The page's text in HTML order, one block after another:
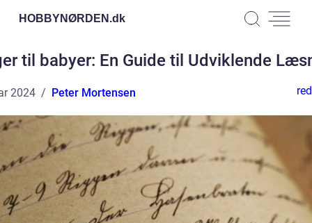
HOBBYNØRDEN.dk
til babyer: En Guide til Udviklende
2024 Peter Mortensen